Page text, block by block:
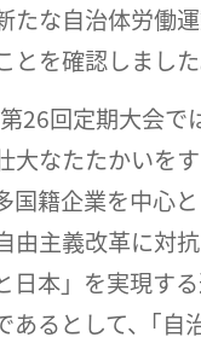
たな自治体労働
とを確認しました
26回定期大会で
大なたたかいを
国籍企業を中心
由主義改革に対
日本」を実現す
あるとして、｢自